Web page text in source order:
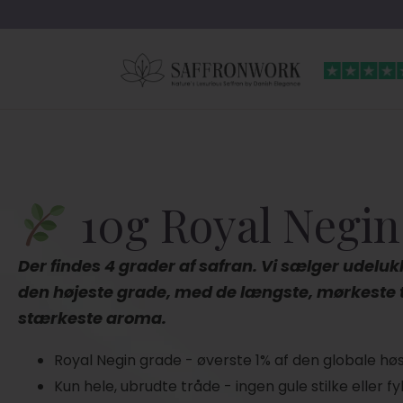
10g Royal
Der findes 4 grader af safran. Vi sælger
den højeste grade, med de længste, mørkeste
stærkeste aroma.
Royal Negin grade - øverste 1% af den globale
Kun hele, ubrudte tråde - ingen gule stilke eller